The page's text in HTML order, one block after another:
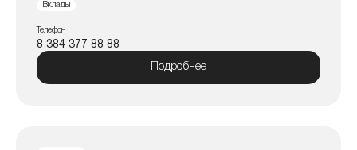
Вклады
Телефон
8 384 377 88 88
Подробнее